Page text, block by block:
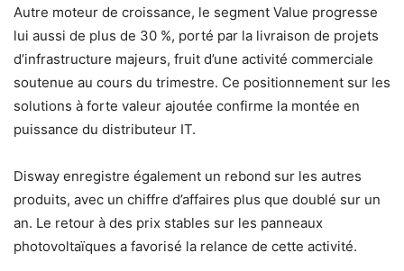
Autre moteur de croissance, le segment Value progresse
lui aussi de plus de 30 %, porté par la livraison de projets
d’infrastructure majeurs, fruit d’une activité commerciale
soutenue au cours du trimestre. Ce positionnement sur les
solutions à forte valeur ajoutée confirme la montée en
puissance du distributeur IT.
Disway enregistre également un rebond sur les autres
produits, avec un chiffre d’affaires plus que doublé sur un
an. Le retour à des prix stables sur les panneaux
photovoltaïques a favorisé la relance de cette activité.